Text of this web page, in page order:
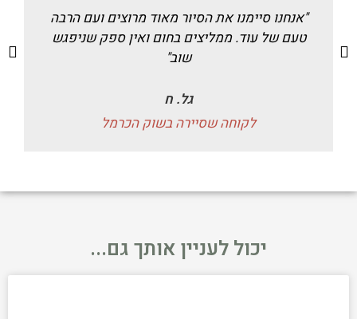
"אנחנו סיימנו את הסיור מאוד מרוצים ועם הרבה
טעם של עוד. ממליצים בחום ואין ספק שניפגש
שוב"
גל. ח
לקוחה שסיירה בשוק הכרמל
יכול לעניין אותך גם...